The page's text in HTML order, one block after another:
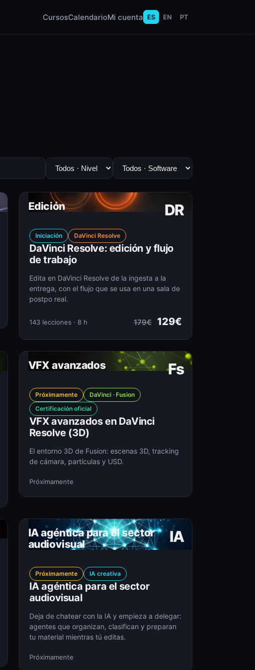
CursosCalendarioMi cuenta ES EN PT
DR
Edición
Iniciación DaVinci Resolve
DaVinci Resolve: edición y flujo
de trabajo
Edita en DaVinci Resolve de la ingesta a la
entrega, con el flujo que se usa en una sala de
postpo real.
143 lecciones · 8 h 179€ 129€
Fs
VFX avanzados
Próximamente
DaVinci · Fusion
Certificación oficial
VFX avanzados en DaVinci
Resolve (3D)
El entorno 3D de Fusion: escenas 3D, tracking
de cámara, partículas y USD.
Próximamente
IA
IA agéntica para el sector
audiovisual
Próximamente IA creativa
IA agéntica para el sector
audiovisual
Deja de chatear con la IA y empieza a delegar:
agentes que organizan, clasifican y preparan
tu material mientras tú editas.
Próximamente